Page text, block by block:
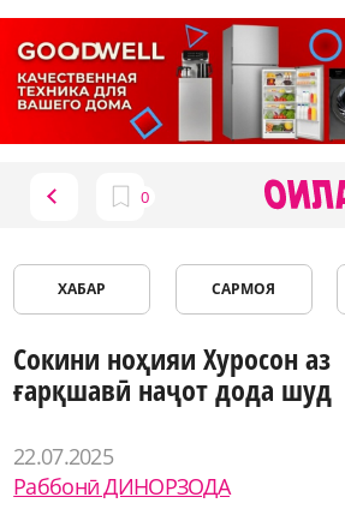
ХАБАР САРМОЯ
Сокини ноҳияи Хуросон аз
ғарқшавӣ наҷот дода шуд
22.07.2025
Раббонӣ ДИНОРЗОДА